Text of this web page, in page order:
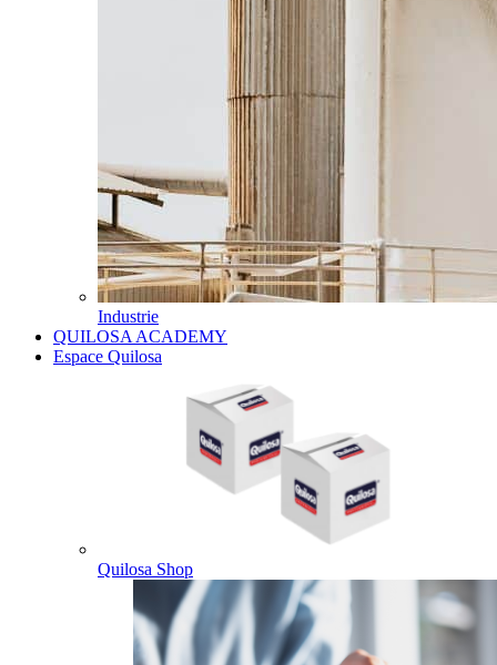
Industrie
QUILOSA ACADEMY
Espace Quilosa
Quilosa Shop